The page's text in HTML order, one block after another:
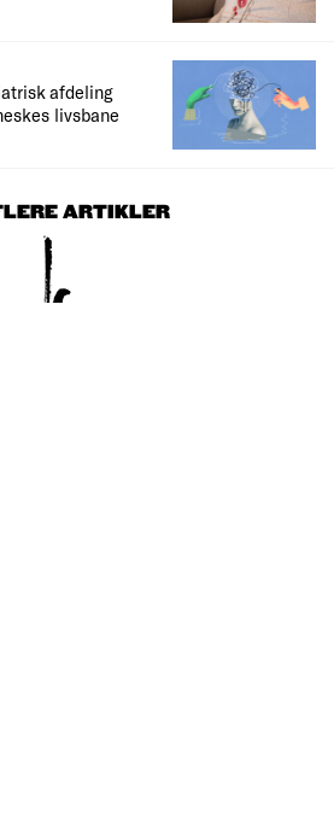
afdeling
livsbane
ARTIKLER